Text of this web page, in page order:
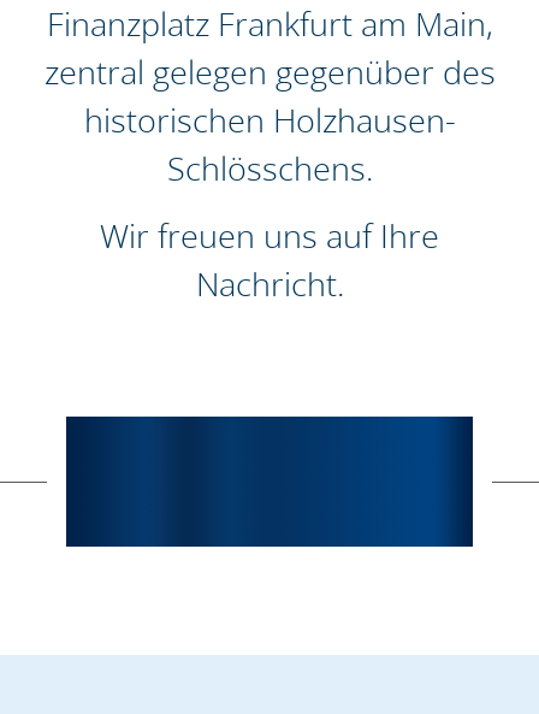
Finanzplatz Frankfurt am Main,
zentral gelegen gegenüber des
historischen Holzhausen-
Schlösschens.
Wir freuen uns auf Ihre
Nachricht.